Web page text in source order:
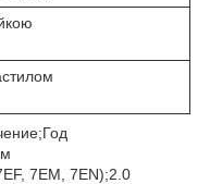
7EM, 7EN);2.0